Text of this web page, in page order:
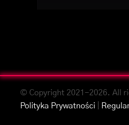
© Copyright 2021-2026. All
Polityka Prywatności